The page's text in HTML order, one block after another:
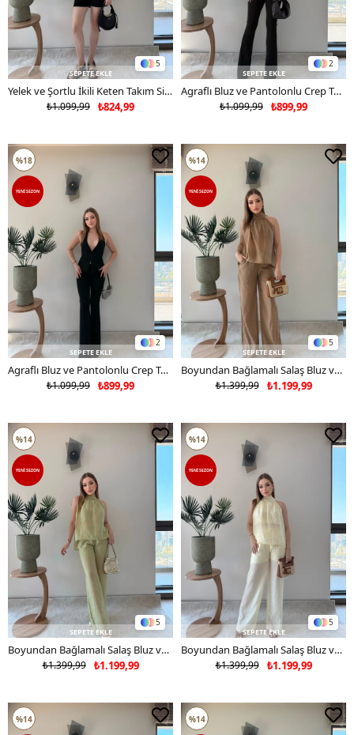
5
SEPETE EKLE
Yelek ve Şortlu İkili Keten Takım Siyah 2373
₺824,99
₺1.099,99
2
SEPETE EKLE
Agraflı Bluz ve Pantolonlu Crep Takım Acı Kahve 2363
₺899,99
₺1.099,99
2
SEPETE EKLE
Agraflı Bluz ve Pantolonlu Crep Takım Siyah 2363
₺899,99
₺1.099,99
%18
YENI SEZON
5
SEPETE EKLE
Boyundan Bağlamalı Salaş Bluz ve Pantolonlu İkili Keten Takım Kahve 2362
₺1.199,99
₺1.399,99
%14
YENI SEZON
5
SEPETE EKLE
Boyundan Bağlamalı Salaş Bluz ve Pantolonlu İkili Keten Takım Haki 2362
₺1.199,99
₺1.399,99
%14
YENI SEZON
5
SEPETE EKLE
Boyundan Bağlamalı Salaş Bluz ve Pantolonlu İkili Keten Takım Sarı 2362
₺1.199,99
₺1.399,99
%14
YENI SEZON
%14 %14